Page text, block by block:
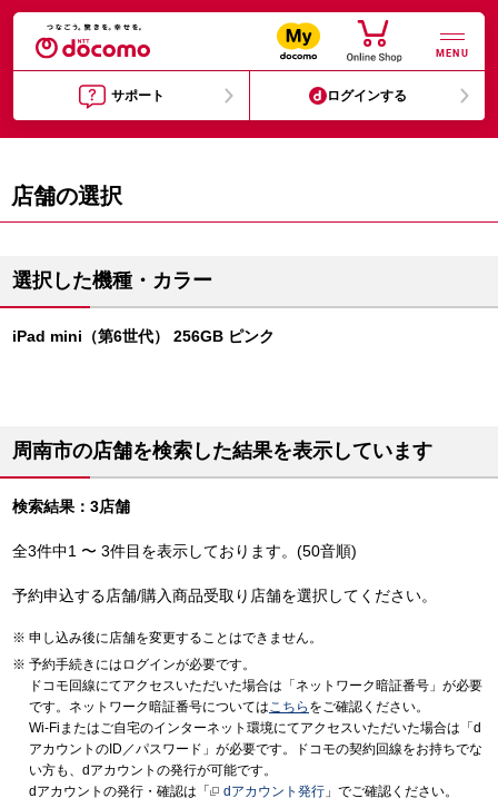
MENU
サポート ログインする
店舗の選択
選択した機種・カラー
iPad mini（第6世代） 256GB ピンク
周南市の店舗を検索した結果を表示しています
検索結果：3店舗
全3件中1 〜 3件目を表示しております。(50音順)
予約申込する店舗/購入商品受取り店舗を選択してください。
申し込み後に店舗を変更することはできません。
予約手続きにはログインが必要です。
ドコモ回線にてアクセスいただいた場合は「ネットワーク暗証番号」が必要
です。ネットワーク暗証番号についてはこちら をご確認ください。
Wi-Fiまたはご自宅のインターネット環境にてアクセスいただいた場合は「d
アカウントのID／パスワード」が必要です。ドコモの契約回線をお持ちでな
い方も、dアカウントの発行が可能です。
dアカウントの発行・確認は「
dアカウント発行 」でご確認ください。